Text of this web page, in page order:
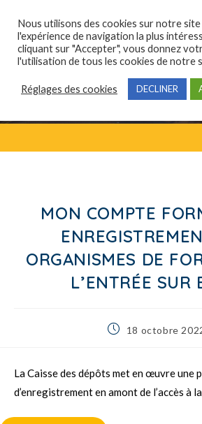
MON COMPTE
ORGANISMES DE
L’ENTRÉE SUR
18 octobre
La Caisse des dépôts met en œuvre une
d’enregistrement en amont de l’accès à
Nous utilisons des cookies sur notre
l'expérience de navigation la plus
cliquant sur "Accepter", vous donnez
l'utilisation de tous les cookies de notre
Réglages des cookies DECLINER